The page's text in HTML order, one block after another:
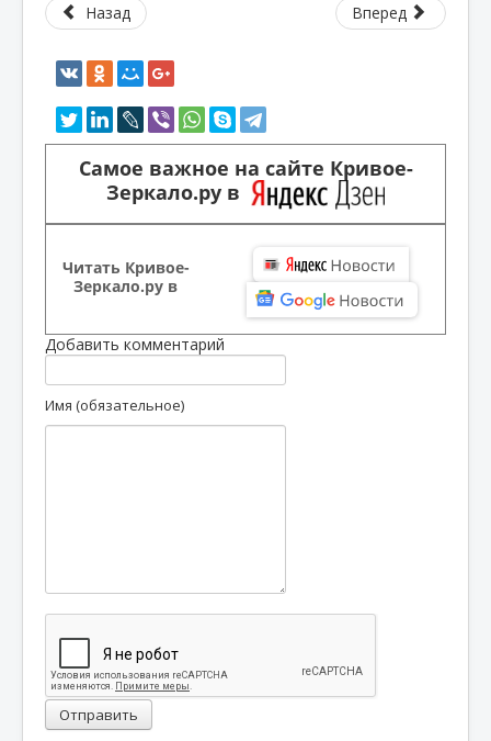
Назад Вперед
Самое важное на сайте Кривое-
Зеркало.ру в
Читать Кривое-
Зеркало.ру в
Добавить комментарий
Имя (обязательное)
Отправить